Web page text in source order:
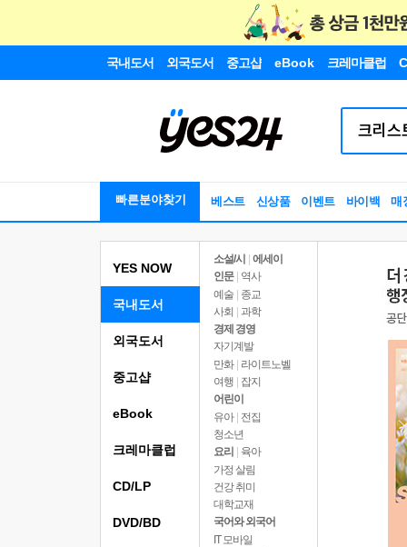
국내도서 외국도서 중고샵 eBook 크레마클럽
빠른분야찾기 베스트 신상품 이벤트 바이백 매
YES NOW
국내도서
소설/시
에세이
인문
역사
예술 | 종교
사회 | 과학
경제 경영
자기계발
만화 | 라이트노벨
여행
잡지
어린이
유아 | 전집
청소년
요리
육아
가정 살림
건강 취미
대학교재
국어와 외국어
IT 모바일
외국도서
중고샵
eBook
크레마클럽
CD/LP
DVD/BD